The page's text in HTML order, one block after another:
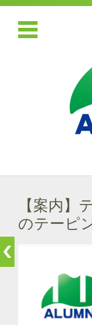
コンテンツに移動
【案内】
のテーピ